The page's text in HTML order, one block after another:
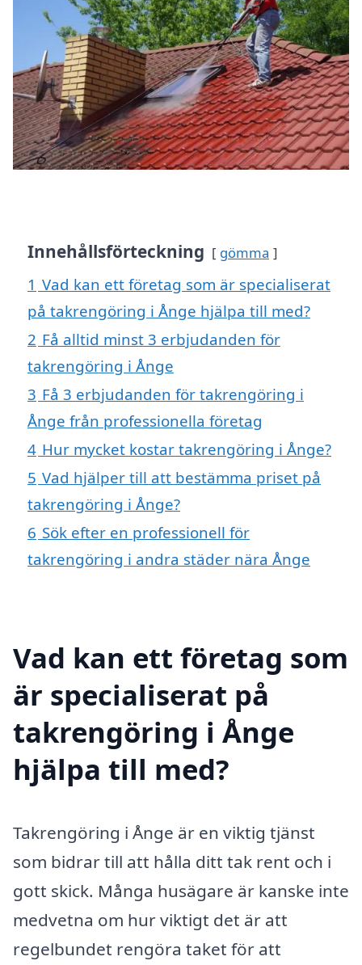
Innehållsförteckning gömma
1 Vad kan ett företag som är specialiserat
på takrengöring i Ånge hjälpa till med?
2 Få alltid minst 3 erbjudanden för
takrengöring i Ånge
3 Få 3 erbjudanden för takrengöring i
Ånge från professionella företag
4 Hur mycket kostar takrengöring i Ånge?
5 Vad hjälper till att bestämma priset på
takrengöring i Ånge?
6 Sök efter en professionell för
takrengöring i andra städer nära Ånge
Vad kan ett företag som
är specialiserat på
takrengöring i Ånge
hjälpa till med?
Takrengöring i Ånge är en viktig tjänst
som bidrar till att hålla ditt tak rent och i
gott skick. Många husägare är kanske inte
medvetna om hur viktigt det är att
regelbundet rengöra taket för att